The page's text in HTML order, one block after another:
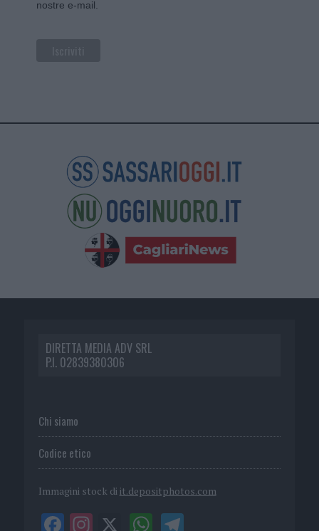
nostre e-mail.
DIRETTA MEDIA ADV SRL
P.I. 02839380306
Chi siamo
Codice etico
Immagini stock di it.depositphotos.com